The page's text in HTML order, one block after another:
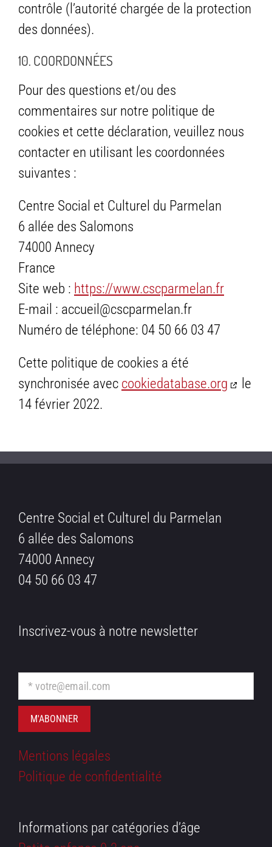
contrôle (l’autorité chargée de la protection
des données).
10. COORDONNÉES
Pour des questions et/ou des
commentaires sur notre politique de
cookies et cette déclaration, veuillez nous
contacter en utilisant les coordonnées
suivantes :
Centre Social et Culturel du Parmelan
6 allée des Salomons
74000 Annecy
France
Site web : https://www.cscparmelan.fr
E-mail : accueil@cscparmelan.fr
Numéro de téléphone: 04 50 66 03 47
Cette politique de cookies a été
synchronisée avec cookiedatabase.org
le
14 février 2022.
Centre Social et Culturel du Parmelan
6 allée des Salomons
74000 Annecy
04 50 66 03 47
Inscrivez-vous à notre newsletter
Mentions légales
Politique de confidentialité
Informations par catégories d’âge